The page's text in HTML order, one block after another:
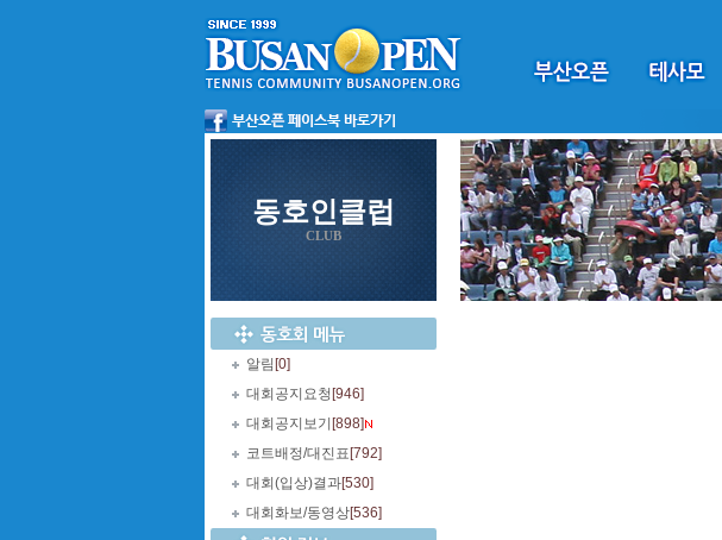
동호인클럽
CLUB
알림 [0]
대회공지요청 [946]
대회공지보기 [898]
코트배정/대진표 [792]
대회(입상)결과[530]
대회화보/동영상[536]